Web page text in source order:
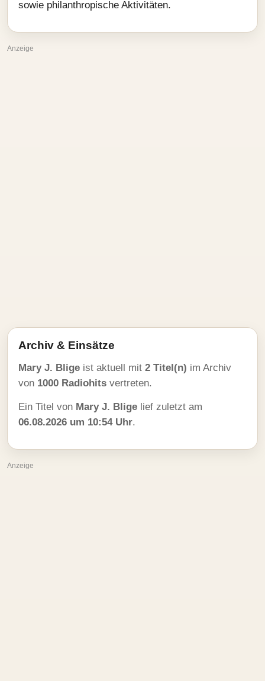
sowie philanthropische Aktivitäten.
Anzeige
Archiv & Einsätze
Mary J. Blige ist aktuell mit 2 Titel(n) im Archiv
von 1000 Radiohits vertreten.
Ein Titel von Mary J. Blige lief zuletzt am
06.08.2026 um 10:54 Uhr.
Anzeige